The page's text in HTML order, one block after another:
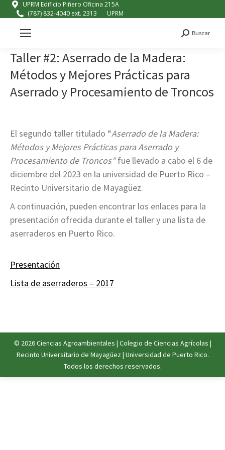
UPRM Edificio Piñero Oficina 215A
(787) 832-4040 ext. 2313
UPRM
Search:
Buscar
Taller #2: Aserrado de la Madera:
Métodos y Mejores Prácticas para
Aserrado y Procesamiento de Troncos
El segundo taller titulado “Aserrado de la Madera:
Métodos y Mejores Prácticas para Aserrado y
Procesamiento de Troncos”fue llevado a cabo el 6 de
diciembre del 2023 en la universidad de Puerto Rico –
Recinto Universitario de Mayagüez.
A continuación, pueden encontrar los enlaces para la
presentación ofrecida durante el taller y una lista de
aserraderos en Puerto Rico.
Presentación
Lista de aserraderos – 2017
© 2026Ciencias Agroambientales | Colegio de Ciencias Agrícolas |
Recinto Universitario de Mayagüez| Universidad de Puerto Rico.
Todos los derechos reservados.